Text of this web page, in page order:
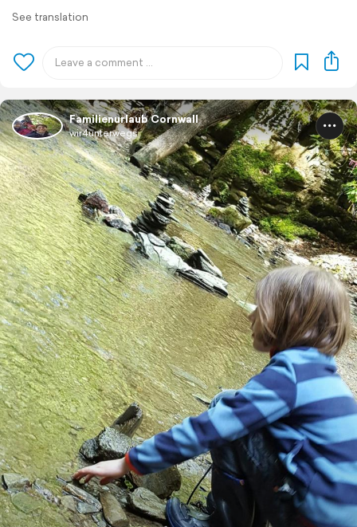
See translation
Familienurlaub Cornwall
wir4unterwegs